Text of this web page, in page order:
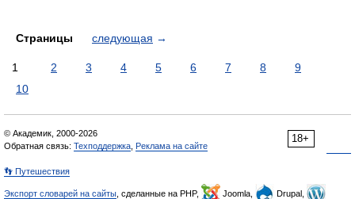
Страницы следующая →
1 2 3 4 5 6 7 8
9
10
18+
© Академик, 2000-2026
Обратная связь: Техподдержка Реклама на сайте
👣 Путешествия
Экспорт словарей на сайты , сделанные на PHP, Joomla,
Drupal,